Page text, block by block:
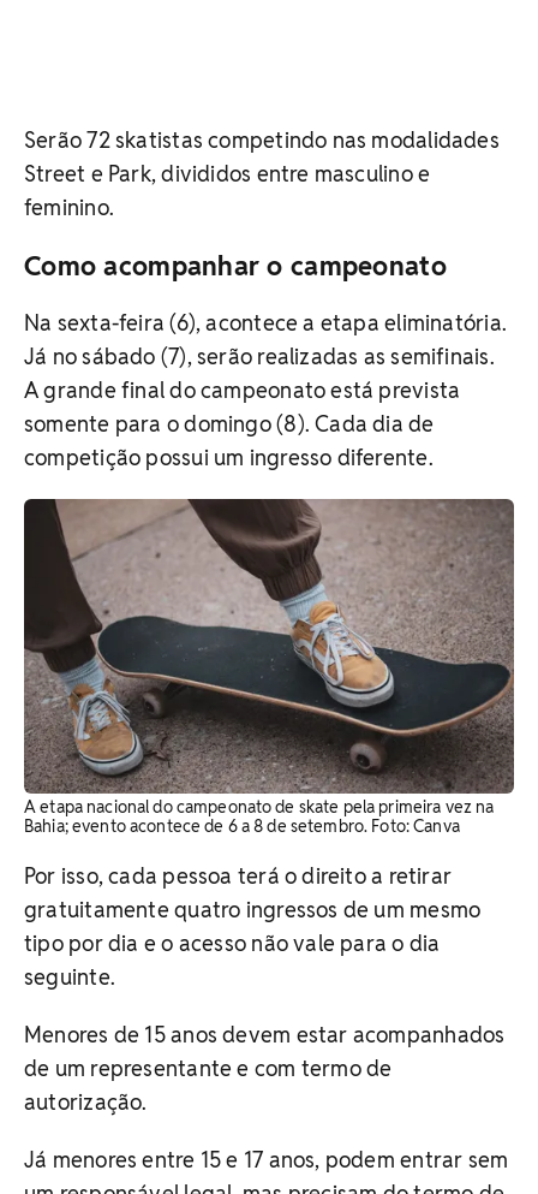
Serão 72 skatistas competindo nas modalidades
Street e Park, divididos entre masculino e
feminino.
Como acompanhar o campeonato
Na sexta-feira (6), acontece a etapa eliminatória.
Já no sábado (7), serão realizadas as semifinais.
A grande final do campeonato está prevista
somente para o domingo (8). Cada dia de
competição possui um ingresso diferente.
A etapa nacional do campeonato de skate pela primeira vez na
Bahia; evento acontece de 6 a 8 de setembro. ​Foto: Canva
Por isso, cada pessoa terá o direito a retirar
gratuitamente quatro ingressos de um mesmo
tipo por dia e o acesso não vale para o dia
seguinte.
Menores de 15 anos devem estar acompanhados
de um representante e com termo de
autorização.
Já menores entre 15 e 17 anos, podem entrar sem